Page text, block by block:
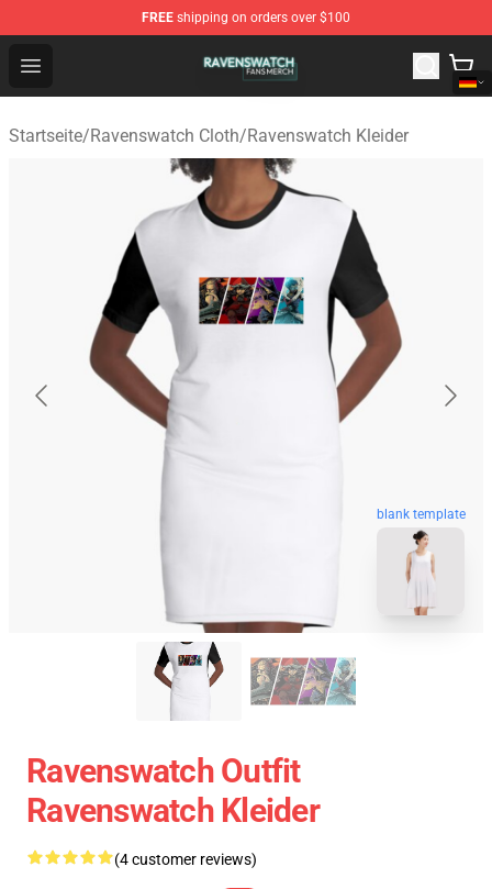
FREE shipping on orders over $100
Open menu
Ravenswatch Shop - Official Ravenswatch Merchandise
Startseite/Ravenswatch Cloth/Ravenswatch Kleider
blank template
Ravenswatch Outfit
Ravenswatch Kleider
(4 customer reviews)